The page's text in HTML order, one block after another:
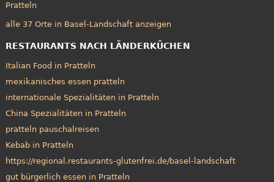
Pratteln
alle 37 Orte in Basel-Landschaft anzeigen
RESTAURANTS NACH LÄNDERKÜCHEN
Italian Food in Pratteln
mexikanisches essen pratteln
internationale Spezialitäten in Pratteln
China Spezialitäten in Pratteln
pratteln pauschalreisen
Kebab in Pratteln
https://regional.restaurants-glutenfrei.de/basel-landschaft
gut bürgerlich essen in Pratteln